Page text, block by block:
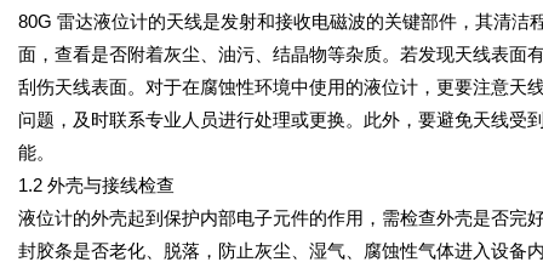
80G 雷达液位计的天线是发射和接收电磁波的关键部件，其清
面，查看是否附着灰尘、油污、结晶物等杂质。若发现天线表面
刮伤天线表面。对于在腐蚀性环境中使用的液位计，更要注意天
问题，及时联系专业人员进行处理或更换。此外，要避免天线
能。
1.2 外壳与接线检查
液位计的外壳起到保护内部电子元件的作用，需检查外壳是否完
封胶条是否老化、脱落，防止灰尘、湿气、腐蚀性气体进入设备